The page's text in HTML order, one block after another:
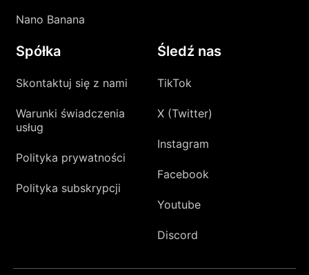
Nano Banana
Spółka
Skontaktuj się z nami
Warunki świadczenia
usług
Polityka prywatności
Polityka subskrypcji
Śledź nas
TikTok
X (Twitter)
Instagram
Facebook
Youtube
Discord